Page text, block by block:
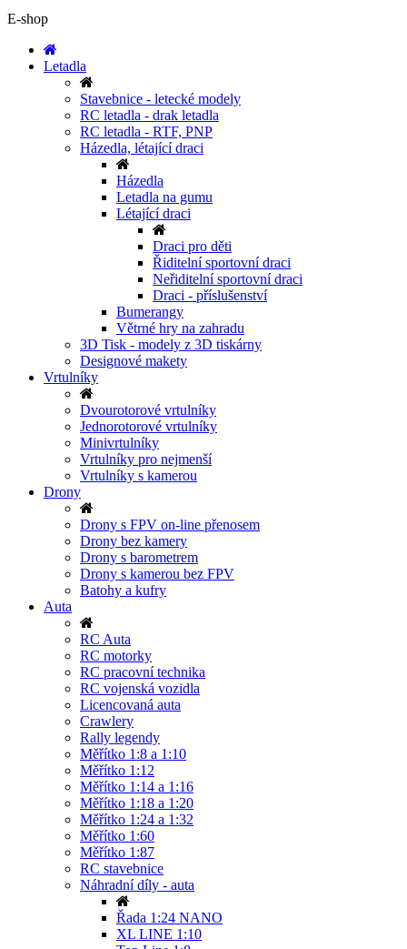
E-shop
Letadla
Stavebnice - letecké modely
RC letadla - drak letadla
RC letadla - RTF, PNP
Házedla, létající draci
Házedla
Letadla na gumu
Létající draci
Draci pro děti
Řiditelní sportovní draci
Neřiditelní sportovní draci
Draci - příslušenství
Bumerangy
Větrné hry na zahradu
3D Tisk - modely z 3D tiskárny
Designové makety
Vrtulníky
Dvourotorové vrtulníky
Jednorotorové vrtulníky
Minivrtulníky
Vrtulníky pro nejmenší
Vrtulníky s kamerou
Drony
Drony s FPV on-line přenosem
Drony bez kamery
Drony s barometrem
Drony s kamerou bez FPV
Batohy a kufry
Auta
RC Auta
RC motorky
RC pracovní technika
RC vojenská vozidla
Licencovaná auta
Crawlery
Rally legendy
Měřítko 1:8 a 1:10
Měřítko 1:12
Měřítko 1:14 a 1:16
Měřítko 1:18 a 1:20
Měřítko 1:24 a 1:32
Měřítko 1:60
Měřítko 1:87
RC stavebnice
Náhradní díly - auta
Řada 1:24 NANO
XL LINE 1:10